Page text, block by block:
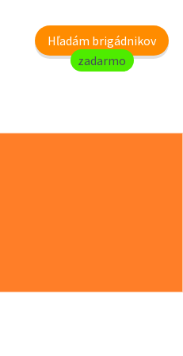
Hľadám brigádnikov
zadarmo